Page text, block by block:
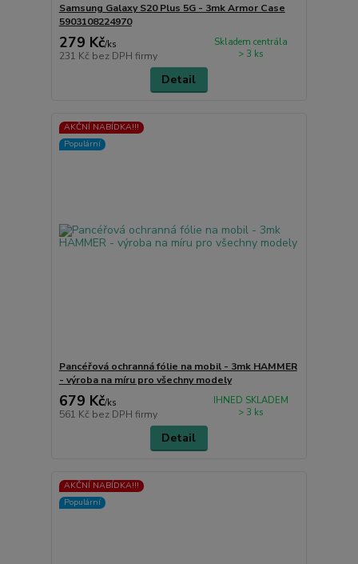
Samsung Galaxy S20 Plus 5G - 3mk Armor Case
5903108224970
279 Kč/ks
231 Kč bez DPH firmy
Skladem centrála
> 3 ks
Detail
AKČNÍ NABÍDKA!!!
Populární
Pancéřová ochranná fólie na mobil - 3mk HAMMER
- výroba na míru pro všechny modely
679 Kč/ks
561 Kč bez DPH firmy
IHNED SKLADEM
> 3 ks
Detail
AKČNÍ NABÍDKA!!!
Populární